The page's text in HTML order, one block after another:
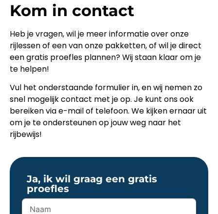
Kom in contact
Heb je vragen, wil je meer informatie over onze
rijlessen of een van onze pakketten, of wil je direct
een gratis proefles plannen? Wij staan klaar om je
te helpen!
Vul het onderstaande formulier in, en wij nemen zo
snel mogelijk contact met je op. Je kunt ons ook
bereiken via e-mail of telefoon. We kijken ernaar uit
om je te ondersteunen op jouw weg naar het
rijbewijs!
Ja, ik wil graag een gratis
proefles